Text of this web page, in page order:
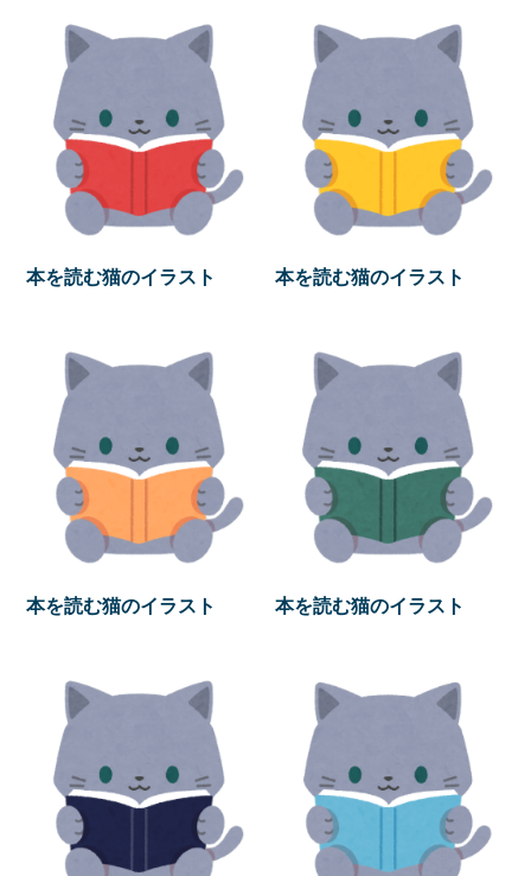
本を読む猫のイラスト 本を読む猫のイラスト
本を読む猫のイラスト 本を読む猫のイラスト